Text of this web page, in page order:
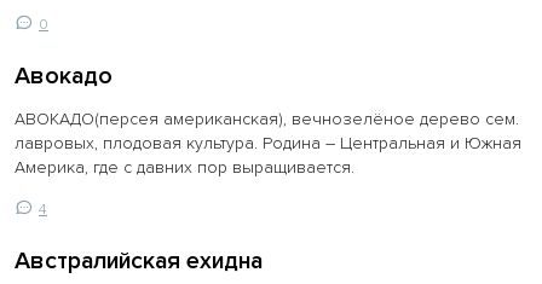
0
Авокадо
АВОКАДО(персея американская), вечнозелёное дерево сем.
лавровых, плодовая культура. Родина – Центральная и Южная
Америка, где с давних пор выращивается.
4
Австралийская ехидна